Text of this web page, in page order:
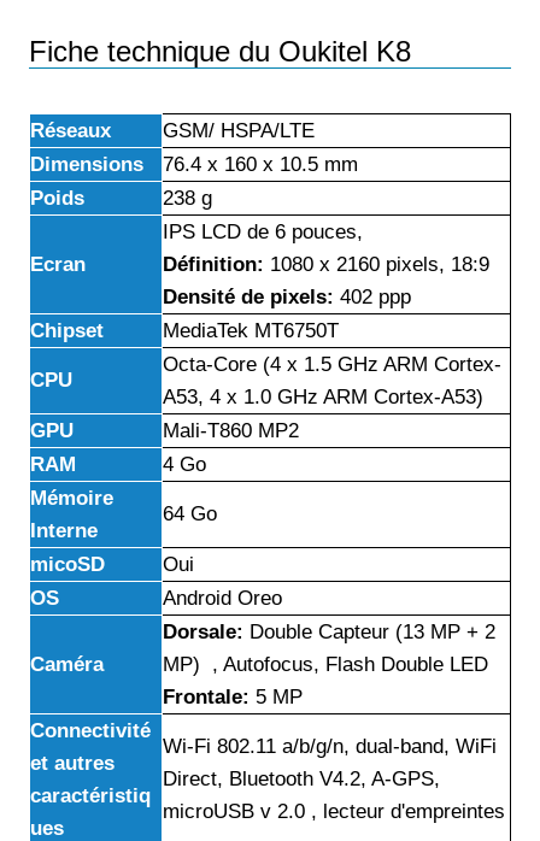
Fiche technique du Oukitel K8
Réseaux
GSM/ HSPA/LTE
Dimensions
76.4 x 160 x 10.5 mm
Poids
238 g
Ecran
IPS LCD de 6 pouces,
Définition: 1080 x 2160 pixels, 18:9
Densité de pixels: 402 ppp
Chipset
MediaTek MT6750T
CPU
Octa-Core (4 x 1.5 GHz ARM Cortex-
A53, 4 x 1.0 GHz ARM Cortex-A53)
GPU
Mali-T860 MP2
RAM
4 Go
Mémoire
Interne
64 Go
micoSD
Oui
OS
Android Oreo
Caméra
Dorsale: Double Capteur (13 MP + 2
MP) , Autofocus, Flash Double LED
Frontale: 5 MP
Connectivité
et autres
caractéristiq
ues
Wi-Fi 802.11 a/b/g/n, dual-band, WiFi
Direct, Bluetooth V4.2, A-GPS,
microUSB v 2.0 , lecteur d'empreintes